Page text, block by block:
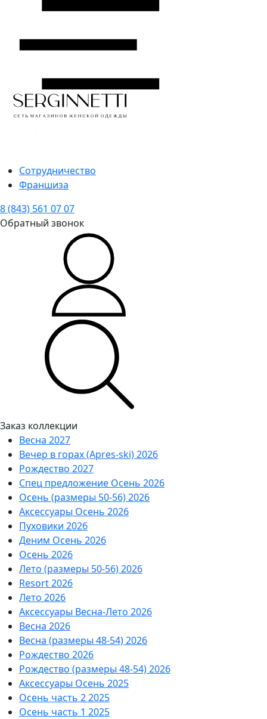
Сотрудничество
Франшиза
8 (843) 561 07 07
Обратный звонок
Заказ коллекции
Весна 2027
Вечер в горах (Apres-ski) 2026
Рождество 2027
Спец предложение Осень 2026
Осень (размеры 50-56) 2026
Аксессуары Осень 2026
Пуховики 2026
Деним Осень 2026
Осень 2026
Лето (размеры 50-56) 2026
Resort 2026
Лето 2026
Аксессуары Весна-Лето 2026
Весна 2026
Весна (размеры 48-54) 2026
Рождество 2026
Рождество (размеры 48-54) 2026
Аксессуары Осень 2025
Осень часть 2 2025
Осень часть 1 2025